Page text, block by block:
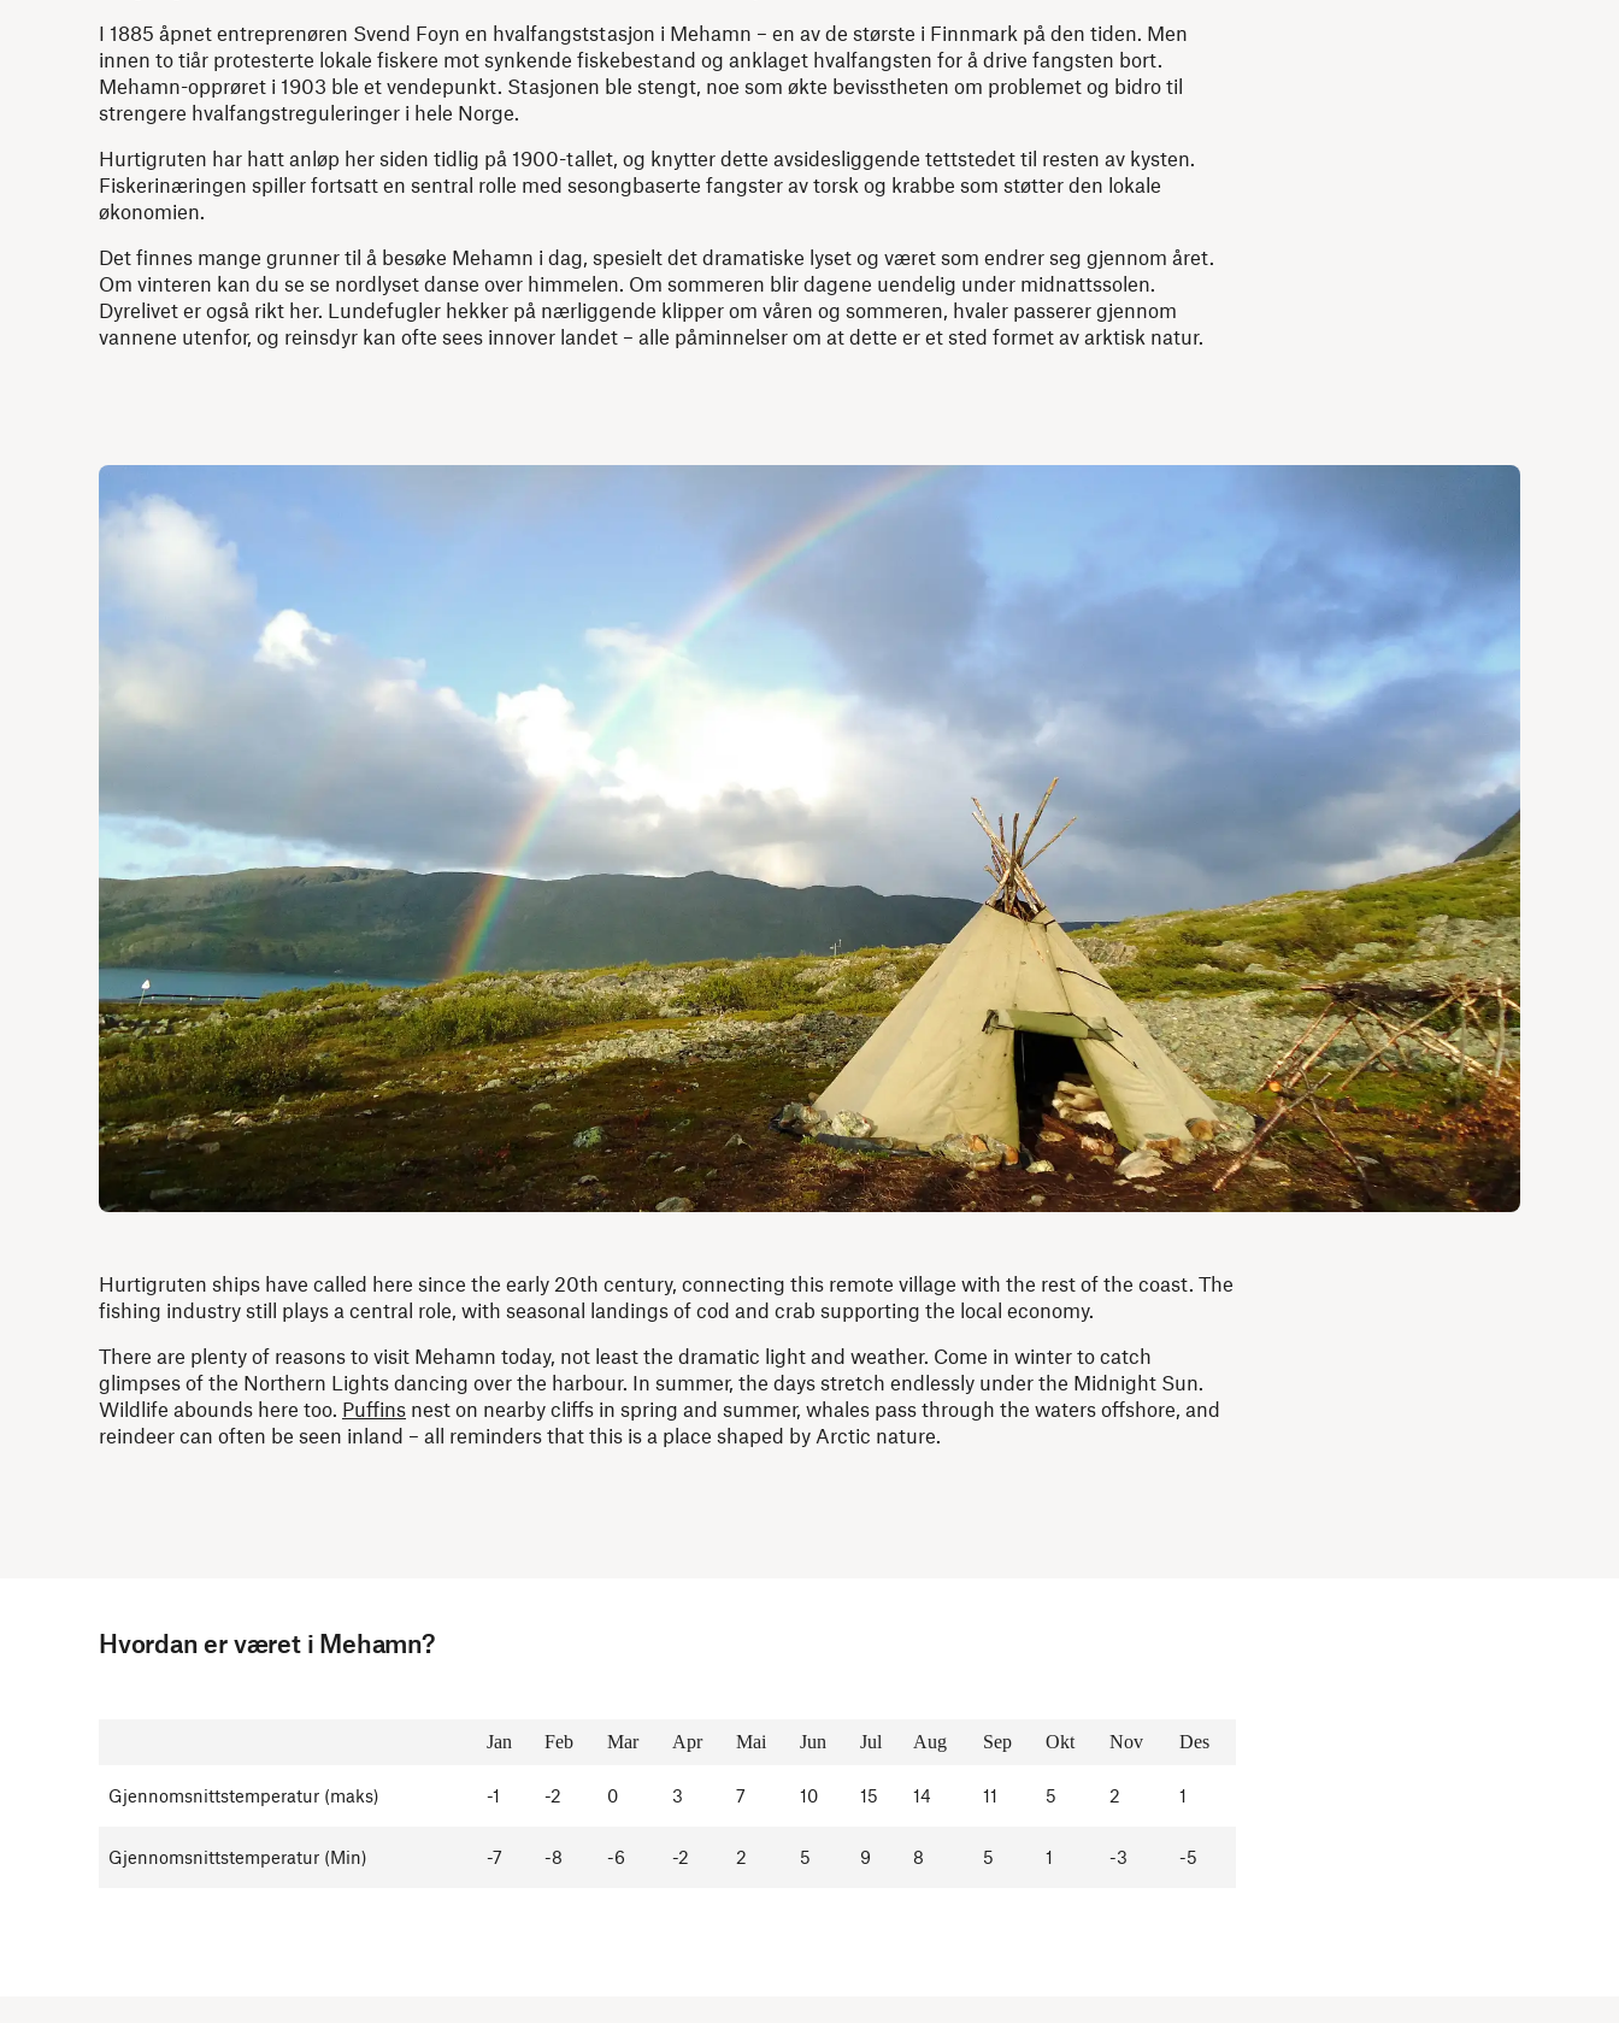
I 1885 åpnet entreprenøren Svend Foyn en hvalfangststasjon i Mehamn – en av de største i Finnmark på den tiden. Men
innen to tiår protesterte lokale fiskere mot synkende fiskebestand og anklaget hvalfangsten for å drive fangsten bort.
Mehamn-opprøret i 1903 ble et vendepunkt. Stasjonen ble stengt, noe som økte bevisstheten om problemet og bidro til
strengere hvalfangstreguleringer i hele Norge.
Hurtigruten har hatt anløp her siden tidlig på 1900-tallet, og knytter dette avsidesliggende tettstedet til resten av kysten.
Fiskerinæringen spiller fortsatt en sentral rolle med sesongbaserte fangster av torsk og krabbe som støtter den lokale
økonomien.
Det finnes mange grunner til å besøke Mehamn i dag, spesielt det dramatiske lyset og været som endrer seg gjennom året.
Om vinteren kan du se se nordlyset danse over himmelen. Om sommeren blir dagene uendelig under midnattssolen.
Dyrelivet er også rikt her. Lundefugler hekker på nærliggende klipper om våren og sommeren, hvaler passerer gjennom
vannene utenfor, og reinsdyr kan ofte sees innover landet – alle påminnelser om at dette er et sted formet av arktisk natur.
Hurtigruten ships have called here since the early 20th century, connecting this remote village with the rest of the coast. The
fishing industry still plays a central role, with seasonal landings of cod and crab supporting the local economy.
There are plenty of reasons to visit Mehamn today, not least the dramatic light and weather. Come in winter to catch
glimpses of the Northern Lights dancing over the harbour. In summer, the days stretch endlessly under the Midnight Sun.
Wildlife abounds here too. Puffins nest on nearby cliffs in spring and summer, whales pass through the waters offshore, and
reindeer can often be seen inland – all reminders that this is a place shaped by Arctic nature.
Hvordan er været i Mehamn?
Jan Feb Mar Apr Mai Jun Jul Aug Sep Okt Nov Des
Gjennomsnittstemperatur (maks) -1 -2 0 3 7 10 15 14 11 5 2 1
Gjennomsnittstemperatur (Min) -7 -8 -6 -2 2 5 9 8 5 1 -3 -5